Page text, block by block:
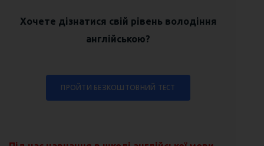
Хочете дізнатися свій рівень володіння
англійською?
ПРОЙТИ БЕЗКОШТОВНИЙ ТЕСТ